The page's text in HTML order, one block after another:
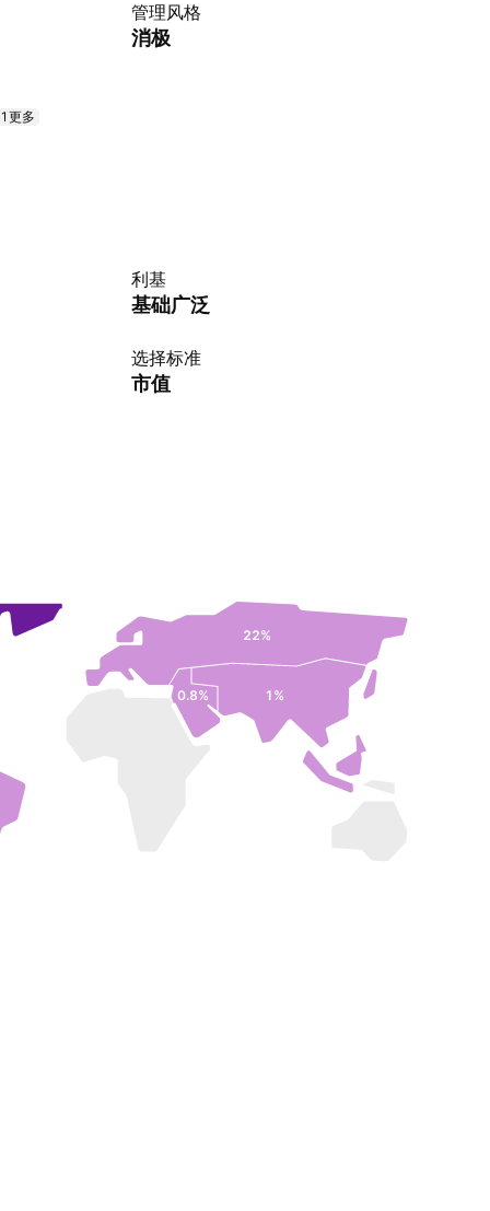
管理风格
消极
更多
利基
基础广泛
选择标准
市值
22%
0.8% 1%